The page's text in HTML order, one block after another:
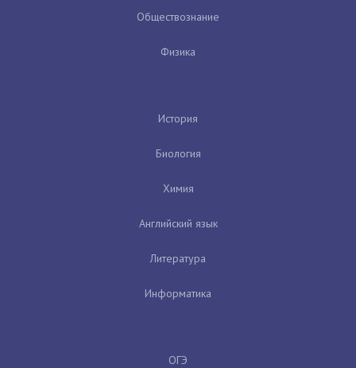
Обществознание
Физика
История
Биология
Химия
Английский язык
Литература
Информатика
ОГЭ